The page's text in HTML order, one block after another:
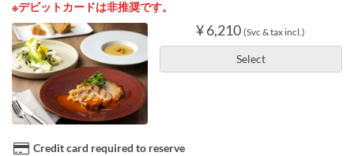
※デビットカードは非推奨です。
¥ 6,210 (Svc & tax incl.)
Select
Credit card required to reserve